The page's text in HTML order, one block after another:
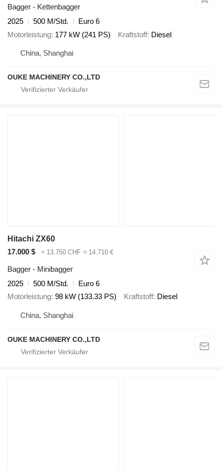
Bagger - Kettenbagger
2025
500 M/Std.
Euro 6
Motorleistung 177 kW (241 PS) Kraftstoff Diesel
China, Shanghai
OUKE MACHINERY CO.,LTD
Hitachi ZX60
17.000 $
≈ 13.750 CHF ≈ 14.710 €
Bagger - Minibagger
2025
500 M/Std.
Euro 6
Motorleistung 98 kW (133.33 PS) Kraftstoff Diesel
China, Shanghai
OUKE MACHINERY CO.,LTD